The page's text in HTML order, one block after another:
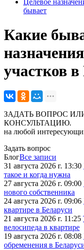
Целевое
бывает
Какие
участков
ЗАДАТЬ
КОНСУЛЬТАЦИЮ.
на любой
Задать вопрос
БлогВсе записи
31 августа 2026 г. 13:30
такое и когда нужна
27 августа 2026 г. 09:00
нового собственника
24 августа 2026 г. 09:06
квартире в Беларуси
21 августа 2026 г. 11:25
велосипеда в квартире
19 августа 2026 г. 08:08
обременения в